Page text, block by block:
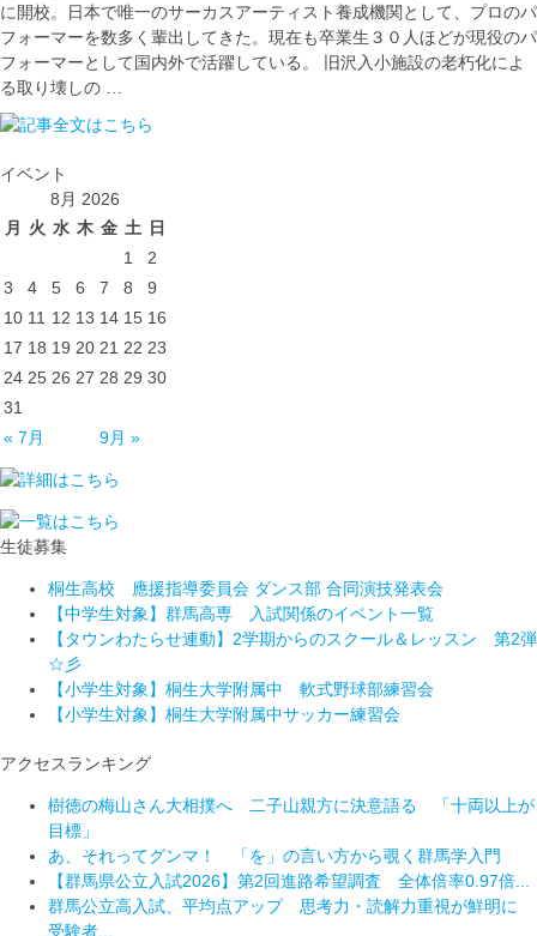
に開校。日本で唯一のサーカスアーティスト養成機関として、プロのパ
フォーマーを数多く輩出してきた。現在も卒業生３０人ほどが現役のパ
フォーマーとして国内外で活躍している。 旧沢入小施設の老朽化によ
る取り壊しの …
イベント
8月 2026
月
火 水 木 金 土
日
1
2
3
4 5 6 7 8
9
10 11 12 13 14 15 16
17 18 19 20 21 22 23
24 25 26 27 28 29 30
31
« 7月
9月 »
生徒募集
桐生高校 應援指導委員会 ダンス部 合同演技発表会
【中学生対象】群馬高専 入試関係のイベント一覧
【タウンわたらせ連動】2学期からのスクール＆レッスン 第2弾
☆彡
【小学生対象】桐生大学附属中 軟式野球部練習会
【小学生対象】桐生大学附属中サッカー練習会
アクセスランキング
樹徳の梅山さん大相撲へ 二子山親方に決意語る 「十両以上が
目標」
あ、それってグンマ！ 「を」の言い方から覗く群馬学入門
【群馬県公立入試2026】第2回進路希望調査 全体倍率0.97倍...
群馬公立高入試、平均点アップ 思考力・読解力重視が鮮明に
受験者...